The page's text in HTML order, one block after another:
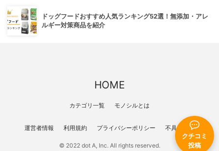
クチコミ
投稿
ドッグフードおすすめ人気ランキング52選！無添加・アレ
ルギー対策商品を紹介
HOME
カテゴリ一覧 モノシルとは
運営者情報 利用規約 プライバシーポリシー 不具合報告
© 2022 dot A, Inc. All rights reserved.